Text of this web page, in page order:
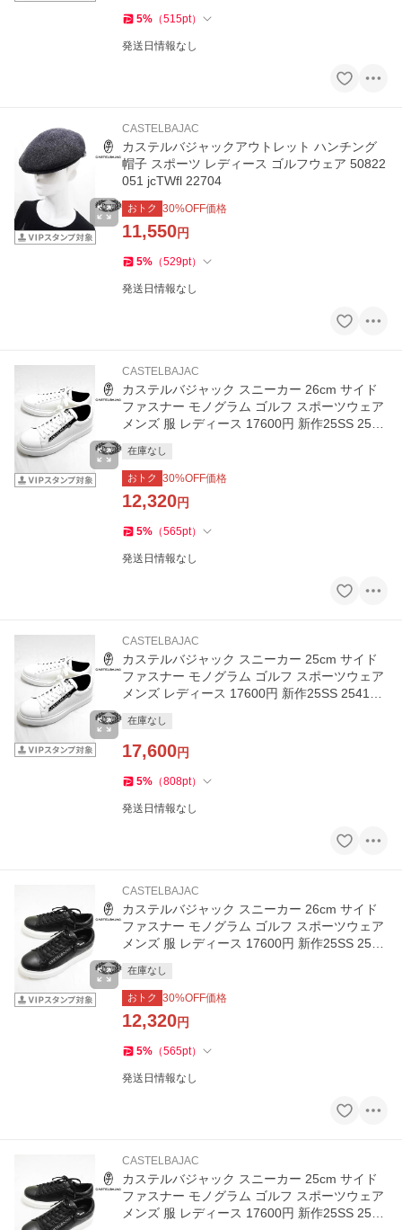
5% （515pt）
発送日情報なし
CASTELBAJAC
カステルバジャックアウトレット ハンチング
帽子 スポーツ レディース ゴルフウェア 50822
051 jcTWfl 22704
おトク 30%OFF価格
11,550円
5% （529pt）
発送日情報なし
CASTELBAJAC
カステルバジャック スニーカー 26cm サイド
ファスナー モノグラム ゴルフ スポーツウェア
メンズ 服 レディース 17600円 新作25SS 2541
在庫なし
おトク 30%OFF価格
12,320円
5% （565pt）
発送日情報なし
CASTELBAJAC
カステルバジャック スニーカー 25cm サイド
ファスナー モノグラム ゴルフ スポーツウェア
メンズ レディース 17600円 新作25SS 254104
在庫なし
17,600円
5% （808pt）
発送日情報なし
CASTELBAJAC
カステルバジャック スニーカー 26cm サイド
ファスナー モノグラム ゴルフ スポーツウェア
メンズ 服 レディース 17600円 新作25SS 2541
在庫なし
おトク 30%OFF価格
12,320円
5% （565pt）
発送日情報なし
CASTELBAJAC
カステルバジャック スニーカー 25cm サイド
ファスナー モノグラム ゴルフ スポーツウェア
メンズ 服 レディース 17600円 新作25SS 2541